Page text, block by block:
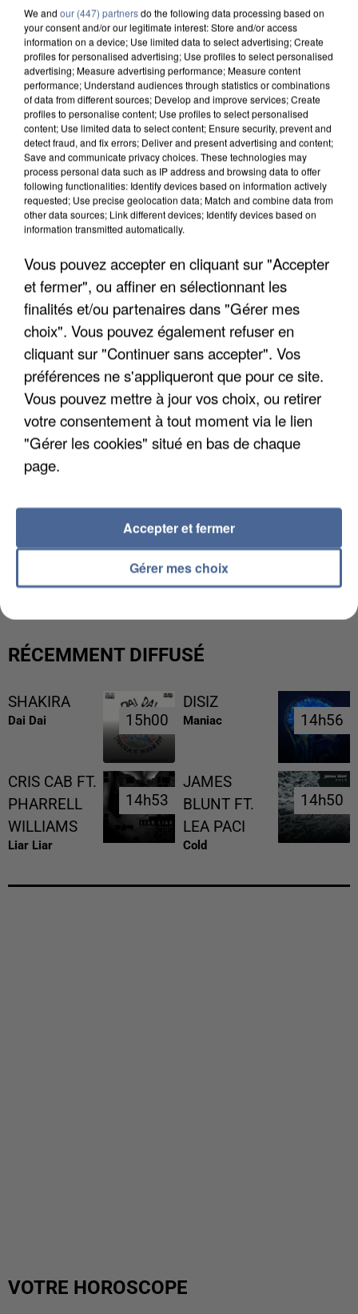
INTERPELLÉ EN ALGÉRIE
UNE TOURISTE DE L’OISE EMPORTÉE PAR UNE
COULÉE DE BOUE EN HAUTE-SAVOIE
RÉCEMMENT DIFFUSÉ
SHAKIRA
Dai Dai 15h00
15h00
DISIZ
Maniac 14h56
14h56
CRIS CAB FT.
PHARRELL
WILLIAMS
Liar Liar
14h53
14h53
JAMES
BLUNT FT.
LEA PACI
Cold
14h50
14h50
VOTRE HOROSCOPE
We and our (447) partnersdo the following data processing based on
your consent and/or our legitimate interest: Store and/or access
information on a device; Use limited data to select advertising; Create
profiles for personalised advertising; Use profiles to select personalised
advertising; Measure advertising performance; Measure content
performance; Understand audiences through statistics or combinations
of data from different sources; Develop and improve services; Create
profiles to personalise content; Use profiles to select personalised
content; Use limited data to select content; Ensure security, prevent and
detect fraud, and fix errors; Deliver and present advertising and content;
Save and communicate privacy choices. These technologies may
process personal data such as IP address and browsing data to offer
following functionalities: Identify devices based on information actively
requested; Use precise geolocation data; Match and combine data from
other data sources; Link different devices; Identify devices based on
information transmitted automatically.
Vous pouvez accepter en cliquant sur "Accepter
et fermer", ou affiner en sélectionnant les
finalités et/ou partenaires dans "Gérer mes
choix". Vous pouvez également refuser en
cliquant sur "Continuer sans accepter". Vos
préférences ne s'appliqueront que pour ce site.
Vous pouvez mettre à jour vos choix, ou retirer
votre consentement à tout moment via le lien
"Gérer les cookies" situé en bas de chaque
page.
Gérer mes choix
Accepter et fermer